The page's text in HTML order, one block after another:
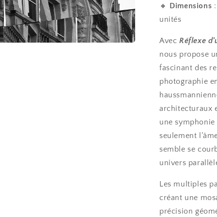
🔸 Dimensions
unités
Avec Réflexe
nous propose
fascinant des
photographie
architecturaux
une
seulement
semble se
univers
Les multiples
créant une
précision